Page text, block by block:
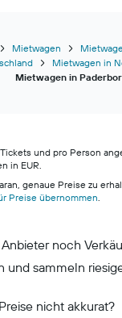
Mietwagen
Mietwagen in
Mietwagen in
und pro Person
in EUR.
genaue Preise zu
Preise übernommen
noch
und sammeln
nicht akkurat?